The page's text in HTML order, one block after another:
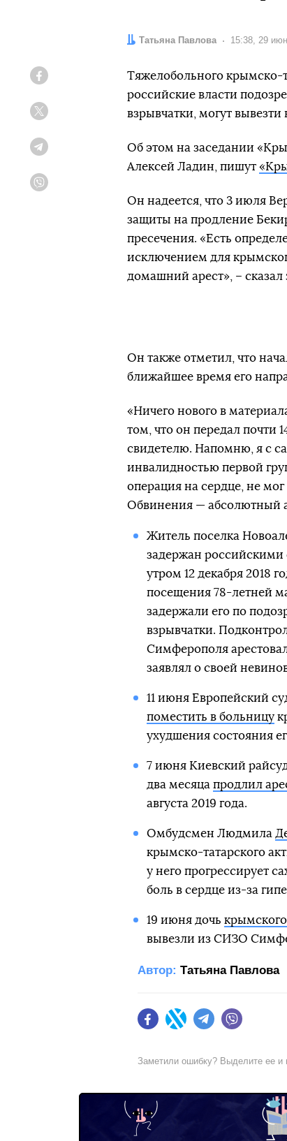
Автор:
Татьяна Павлова Дата:
15:38, 29
Тяжелобольного крымско-
российские власти
взрывчатки, могут
Об этом на заседании
Алексей Ладин, пишут
Он надеется, что 3 июля
защиты на продление
пресечения. «Есть
исключением для
домашний арест», – сказал
Он также отметил, что
ближайшее время его
«Ничего нового в
том, что он передал почти
свидетелю. Напомню, я с
инвалидностью первой
операция на сердце, не
Обвинения — абсолютный
Житель поселка
задержан
утром 12 декабря 2018
посещения 78-летней
задержали его по
взрывчатки.
Симферополя
заявлял о своей
11 июня Европейский
поместить в больницу
ухудшения состояния
7 июня Киевский
два месяца продлил
августа 2019 года.
Омбудсмен Людмила
крымско-татарского
у него прогрессирует
боль в сердце из-за
19 июня дочь
вывезли из СИЗО
Автор: Татьяна Павлова
FacebookTwitter Telegram
Заметили ошибку? Выделите ее и